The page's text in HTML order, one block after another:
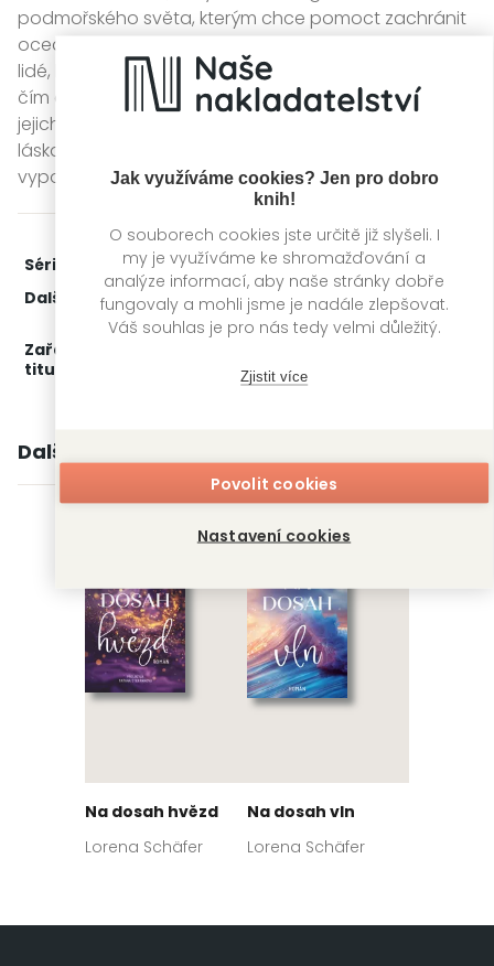
Jak využíváme cookies? Jen pro dobro
knih!
O souborech cookies jste určitě již slyšeli. I
my je využíváme ke shromažďování a
analýze informací, aby naše stránky dobře
fungovaly a mohli jsme je nadále zlepšovat.
Váš souhlas je pro nás tedy velmi důležitý.
Zjistit více
Povolit cookies
Nastavení cookies
podmořského světa, kterým chce pomoct zachránit
oceán. A tak se tito dva navenek naprosto odlišní
lidé, kteří se nesnáší, musí naučit spolu vycházet. A
čím déle spolu pracují a poznávají se, tím rychleji mizí
jejich předsudky. Spojují je totiž důležitá témata –
láska k moři a jeho ochrana, vztahy s rodiči a
vypořádání se s vážným onemocněním.
Série: Emerald Bay
3. díl z 3
Další díly:
1.Na dosah hvězd
2.Na dosah vln
Zařažení
titulu:
Další knihy autora
Na dosah hvězd
Lorena Schäfer
Na dosah vln
Lorena Schäfer